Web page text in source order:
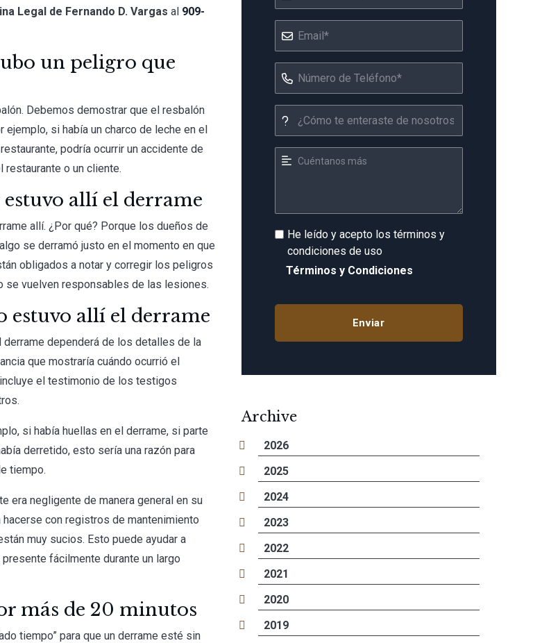
Legal de Fernando D. Vargas al 909-
un peligro que
Debemos demostrar que el resbalón
si había un charco de leche en el
podría ocurrir un accidente de
restaurante o un cliente.
allí el derrame
allí. ¿Por qué? Porque los dueños de
se derramó justo en el momento en que
obligados a notar y corregir los peligros
se vuelven responsables de las lesiones.
estuvo allí el derrame
dependerá de los detalles de la
que mostraría cuándo ocurrió el
el testimonio de los testigos
si había huellas en el derrame, si parte
derretido, esto sería una razón para
tiempo.
era negligente de manera general en su
con registros de mantenimiento
muy sucios. Esto puede ayudar a
fácilmente durante un largo
más de 20 minutos
tiempo” para que un derrame esté sin
He leído y acepto los términos y
condiciones de uso
Términos y Condiciones
Archive
2026
2025
2024
2023
2022
2021
2020
2019